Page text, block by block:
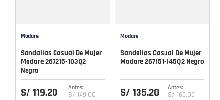
Modare
Sandalias Casual De Mujer
Modare 267215-103Q2
Negro
S/ 119.20 S/ 149.00
Modare
Sandalias Casual De Mujer
Modare 267151-145Q2 Negro
S/ 135.20 S/ 169.00